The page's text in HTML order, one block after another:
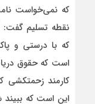
که نمی‌خواست
نقطه تسلیم گفت:
که با درستی و
است که حقوق
کارمند زحمتکشی
این است که